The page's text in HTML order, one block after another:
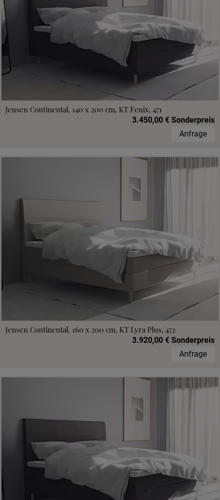
Jensen Continental, 140 x 200 cm, KT Fenix, 471
3.450,00 € Sonderpreis
Anfrage
Jensen Continental, 160 x 200 cm, KT Lyra Plus, 472
3.920,00 € Sonderpreis
Anfrage